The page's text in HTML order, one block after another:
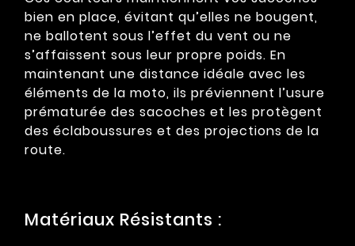
bien en place, évitant qu’elles ne bougent,
ne ballotent sous l’effet du vent ou ne
s’affaissent sous leur propre poids. En
maintenant une distance idéale avec les
éléments de la moto, ils préviennent l’usure
prématurée des sacoches et les protègent
des éclaboussures et des projections de la
route.
Matériaux Résistants :